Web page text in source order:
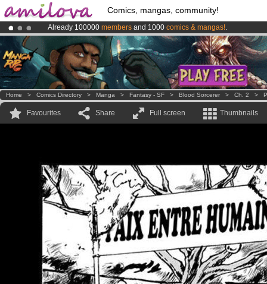
Comics, mangas, community!
Already 100000 members and 1000 comics & mangas!.
AmilovaKickstarter is now LIVE!.
Premium membership from3.95 euros per month !Get membership
Home > Comics Directory > Manga > Fantasy - SF > Blood Sorcerer > Ch. 2 >
Favourites Share Full screen Thumbnails